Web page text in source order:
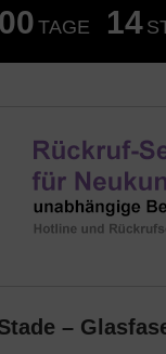
00 TAGE 14
–